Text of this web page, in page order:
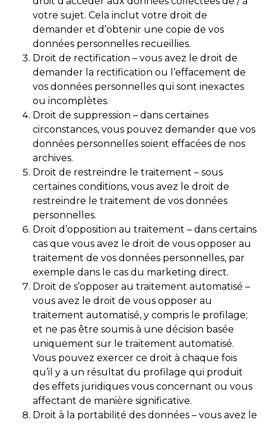
votre sujet. Cela inclut votre droit de
demander et d’obtenir une copie de vos
données personnelles recueillies.
Droit de rectification – vous avez le droit de
demander la rectification ou l’effacement de
vos données personnelles qui sont inexactes
ou incomplètes.
Droit de suppression – dans certaines
circonstances, vous pouvez demander que vos
données personnelles soient effacées de nos
archives.
Droit de restreindre le traitement – sous
certaines conditions, vous avez le droit de
restreindre le traitement de vos données
personnelles.
Droit d’opposition au traitement – dans certains
cas que vous avez le droit de vous opposer au
traitement de vos données personnelles, par
exemple dans le cas du marketing direct.
Droit de s’opposer au traitement automatisé –
vous avez le droit de vous opposer au
traitement automatisé, y compris le profilage;
et ne pas être soumis à une décision basée
uniquement sur le traitement automatisé.
Vous pouvez exercer ce droit à chaque fois
qu’il y a un résultat du profilage qui produit
des effets juridiques vous concernant ou vous
affectant de manière significative.
Droit à la portabilité des données – vous avez le